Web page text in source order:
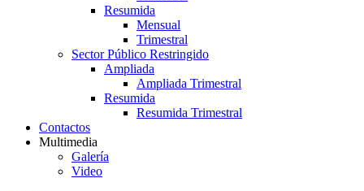
Resumida
Mensual
Trimestral
Sector Público Restringido
Ampliada
Ampliada Trimestral
Resumida
Resumida Trimestral
Contactos
Multimedia
Galería
Video